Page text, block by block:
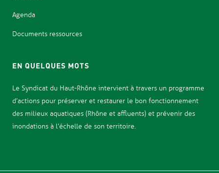
Agenda
Documents ressources
EN QUELQUES MOTS
Le Syndicat du Haut-Rhône intervient à travers un programme
d’actions pour préserver et restaurer le bon fonctionnement
des milieux aquatiques (Rhône et affluents) et prévenir des
inondations à l’échelle de son territoire.